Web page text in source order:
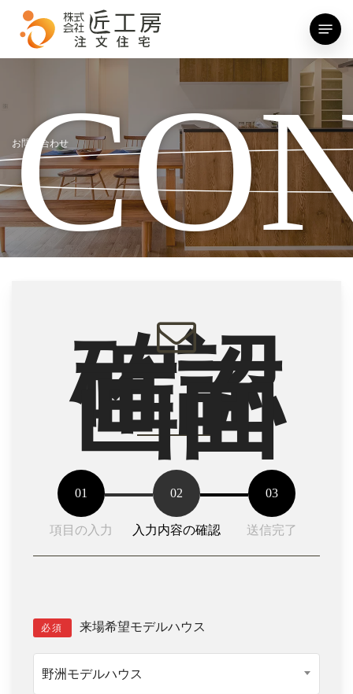
Menu
お問い合わせ
確認
画面
01
項目の入力
02
入力内容の確認
03
送信完了
必須 来場希望モデルハウス
野洲モデルハウス